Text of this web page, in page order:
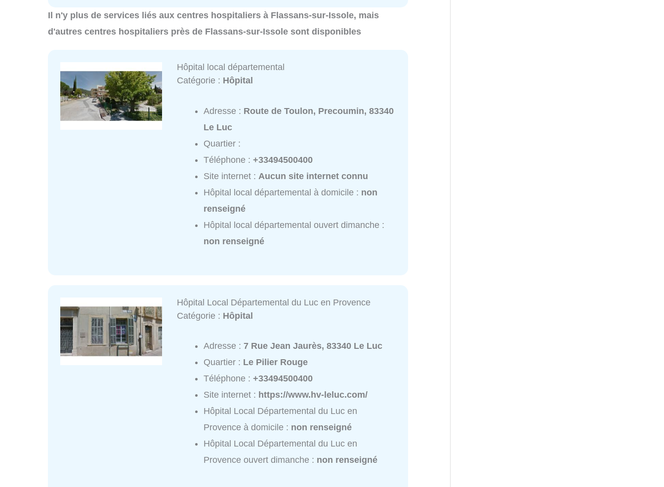
Il n'y plus de services liés aux centres hospitaliers à Flassans-sur-Issole, mais
d'autres centres hospitaliers près de Flassans-sur-Issole sont disponibles
Hôpital local départemental
Catégorie : Hôpital
Adresse : Route de Toulon, Precoumin, 83340
Le Luc
Quartier :
Téléphone :+33494500400
Site internet : Aucun site internet connu
Hôpital local départemental à domicile : non
renseigné
Hôpital local départemental ouvert dimanche :
non renseigné
Hôpital Local Départemental du Luc en Provence
Catégorie : Hôpital
Adresse :7 Rue Jean Jaurès, 83340 Le Luc
Quartier : Le Pilier Rouge
Téléphone :+33494500400
Site internet : https://www.hv-leluc.com/
Hôpital Local Départemental du Luc en
Provence à domicile : non renseigné
Hôpital Local Départemental du Luc en
Provence ouvert dimanche : non renseigné